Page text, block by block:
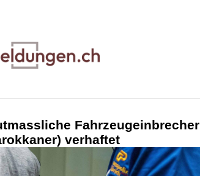
Fahrzeugeinbrecher
verhaftet